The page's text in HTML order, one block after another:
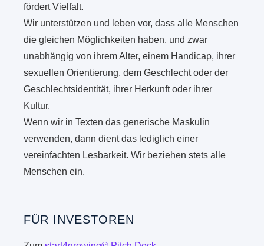
fördert Vielfalt.
Wir unterstützen und leben vor, dass alle Menschen
die gleichen Möglichkeiten haben, und zwar
unabhängig von ihrem Alter, einem Handicap, ihrer
sexuellen Orientierung, dem Geschlecht oder der
Geschlechtsidentität, ihrer Herkunft oder ihrer
Kultur.
Wenn wir in Texten das generische Maskulin
verwenden, dann dient das lediglich einer
vereinfachten Lesbarkeit. Wir beziehen stets alle
Menschen ein.
FÜR INVESTOREN